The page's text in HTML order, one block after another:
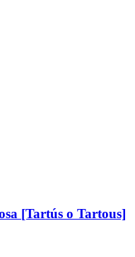
[Tartús o Tartous]